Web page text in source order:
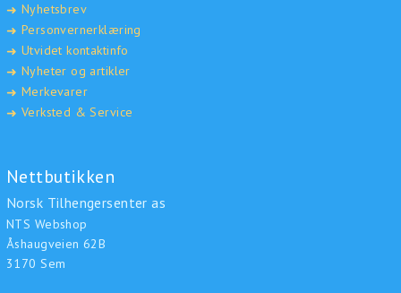
➜ Nyhetsbrev
➜ Personvernerklæring
➜ Utvidet kontaktinfo
➜ Nyheter og artikler
➜ Merkevarer
➜ Verksted & Service
Nettbutikken
Norsk Tilhengersenter as
NTS Webshop
Åshaugveien 62B
3170 Sem